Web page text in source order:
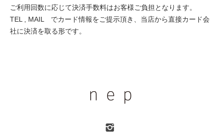
ご利用回数に応じて決済手数料はお客様ご負担となります。
TEL , MAIL でカード情報をご提示頂き、当店から直接カード会
社に決済を取る形です。